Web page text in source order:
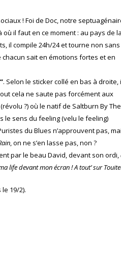
! Foi de Doc, notre
il faut en ce moment : au pays de la
il compile 24h/24 et tourne non sans
chacun sait en émotions fortes et en
. Selon le sticker collé en bas à droite,
cela ne saute pas forcément aux
?) où le natif de Saltburn By
le sens du feeling (velu le feeling)
du Blues n’approuvent pas,
, on ne s’en lasse pas, non ?
par le beau David, devant son ordi,
life devant mon écran ! A tout’ sur
19/2).